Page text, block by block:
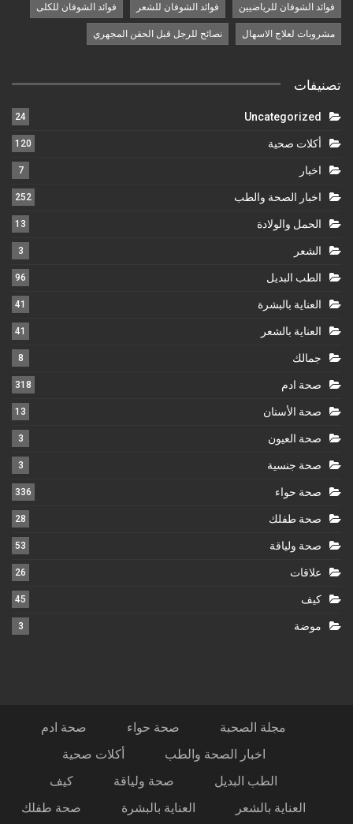
فوائد الشوفان للرياضيين فوائد الشوفان للشعر فوائد الشوفان للكلى
مشروبات لعلاج الاسهال نصائح للرجل قبل الحقن المجهري
تصنيفات
Uncategorized
24
أكلات صحية 120
اخبار 7
اخبار الصحة والطب 252
الحمل والولادة 13
الشعر 3
الطب البديل 96
العناية بالبشرة 41
العناية بالشعر 41
جمالك 8
صحة ادم 318
صحة الأسنان 13
صحة العيون 3
صحة جنسية 3
صحة حواء 336
صحة طفلك 28
صحة ولياقة 53
علاقات 26
كيف 45
موضة 3
مجلة الصحبة صحة حواء
صحة ادم
اخبار الصحة والطب
أكلات صحية
الطب البديل
صحة ولياقة
كيف
العناية بالشعر
العناية بالبشرة صحة طفلك